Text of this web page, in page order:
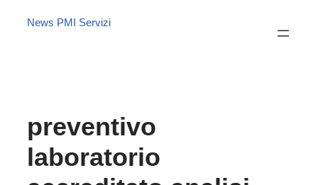
News PMI Servizi
preventivo
laboratorio